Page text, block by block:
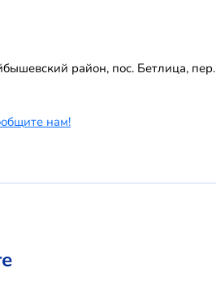
район, пос. Бетлица, пер.
нам!